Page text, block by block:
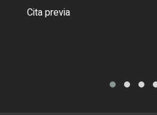
Cita previa